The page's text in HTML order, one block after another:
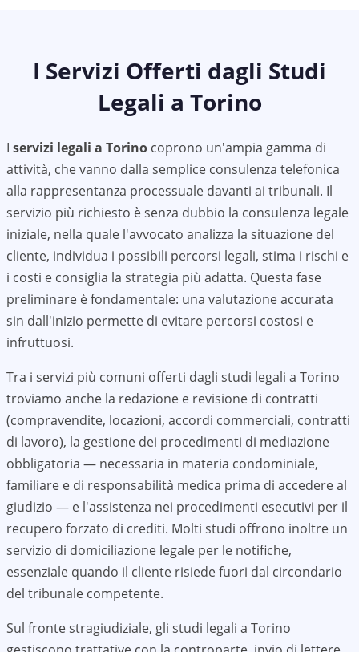
I Servizi Offerti dagli Studi
Legali a Torino
I servizi legali a Torino coprono un'ampia gamma di
attività, che vanno dalla semplice consulenza telefonica
alla rappresentanza processuale davanti ai tribunali. Il
servizio più richiesto è senza dubbio la consulenza legale
iniziale, nella quale l'avvocato analizza la situazione del
cliente, individua i possibili percorsi legali, stima i rischi e
i costi e consiglia la strategia più adatta. Questa fase
preliminare è fondamentale: una valutazione accurata
sin dall'inizio permette di evitare percorsi costosi e
infruttuosi.
Tra i servizi più comuni offerti dagli studi legali a Torino
troviamo anche la redazione e revisione di contratti
(compravendite, locazioni, accordi commerciali, contratti
di lavoro), la gestione dei procedimenti di mediazione
obbligatoria — necessaria in materia condominiale,
familiare e di responsabilità medica prima di accedere al
giudizio — e l'assistenza nei procedimenti esecutivi per il
recupero forzato di crediti. Molti studi offrono inoltre un
servizio di domiciliazione legale per le notifiche,
essenziale quando il cliente risiede fuori dal circondario
del tribunale competente.
Sul fronte stragiudiziale, gli studi legali a Torino